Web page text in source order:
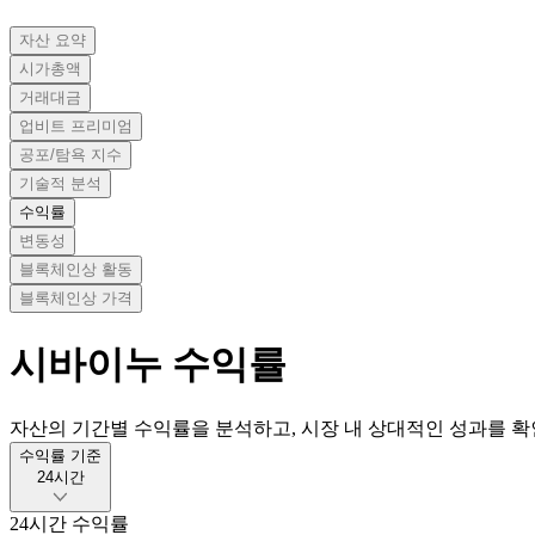
자산 요약
시가총액
거래대금
업비트 프리미엄
공포/탐욕 지수
기술적 분석
수익률
변동성
블록체인상 활동
블록체인상 가격
시바이누 수익률
자산의 기간별 수익률을 분석하고, 시장 내 상대적인 성과를
수익률 기준
24시간
24시간 수익률